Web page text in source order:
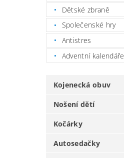
Dětské zbraně
Společenské hry
Antistres
Adventní kalendáře
Kojenecká obuv
Nošení dětí
Kočárky
Autosedačky